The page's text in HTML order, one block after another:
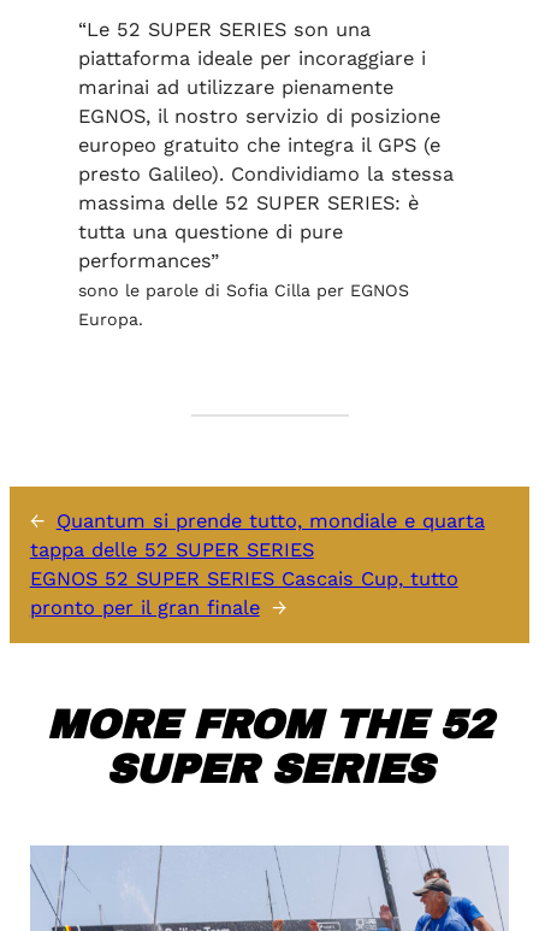
“Le 52 SUPER SERIES son una
piattaforma ideale per incoraggiare i
marinai ad utilizzare pienamente
EGNOS, il nostro servizio di posizione
europeo gratuito che integra il GPS (e
presto Galileo). Condividiamo la stessa
massima delle 52 SUPER SERIES: è
tutta una questione di pure
performances”
sono le parole di Sofia Cilla per EGNOS
Europa.
← Quantum si prende tutto, mondiale e quarta
tappa delle 52 SUPER SERIES
EGNOS 52 SUPER SERIES Cascais Cup, tutto
pronto per il gran finale →
MORE FROM THE 52
SUPER SERIES